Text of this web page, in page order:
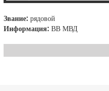
Звание: рядовой
Информация: ВВ МВД